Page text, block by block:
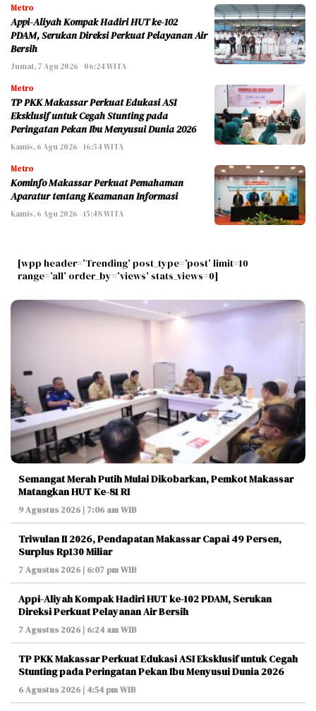
Metro
Appi-Aliyah Kompak Hadiri HUT ke-102
PDAM, Serukan Direksi Perkuat Pelayanan Air
Bersih
Jumat, 7 Agu 2026 - 06:24 WITA
Metro
TP PKK Makassar Perkuat Edukasi ASI
Eksklusif untuk Cegah Stunting pada
Peringatan Pekan Ibu Menyusui Dunia 2026
Kamis, 6 Agu 2026 - 16:54 WITA
Metro
Kominfo Makassar Perkuat Pemahaman
Aparatur tentang Keamanan Informasi
Kamis, 6 Agu 2026 - 15:48 WITA
[wpp header=’Trending’ post_type=’post’ limit=10
range=’all’ order_by=’views’ stats_views=0]
Semangat Merah Putih Mulai Dikobarkan, Pemkot Makassar
Matangkan HUT Ke-81 RI
9 Agustus 2026 | 7:06 am WIB
Triwulan II 2026, Pendapatan Makassar Capai 49 Persen,
Surplus Rp130 Miliar
7 Agustus 2026 | 6:07 pm WIB
Appi-Aliyah Kompak Hadiri HUT ke-102 PDAM, Serukan
Direksi Perkuat Pelayanan Air Bersih
7 Agustus 2026 | 6:24 am WIB
TP PKK Makassar Perkuat Edukasi ASI Eksklusif untuk Cegah
Stunting pada Peringatan Pekan Ibu Menyusui Dunia 2026
6 Agustus 2026 | 4:54 pm WIB